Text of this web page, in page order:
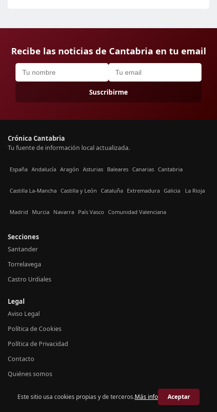
Recibe las noticias de Cantabria en tu email
Suscribirme
Crónica Cantabria
Tu fuente de información local actualizada.
España Andalucía Aragón Asturias Baleares Canarias Cantabria
Castilla La-Mancha Castilla y León Cataluña Extremadura Galicia La Rioja
Madrid Murcia Navarra País Vasco Comunidad Valenciana
Secciones
Santander
Torrelavega
Castro Urdiales
Legal
Aviso Legal
Política de Cookies
Política de Privacidad
Contacto
Quiénes somos
© 2026 Crónica Cantabria
Este sitio usa cookies propias y de terceros.Más info Aceptar